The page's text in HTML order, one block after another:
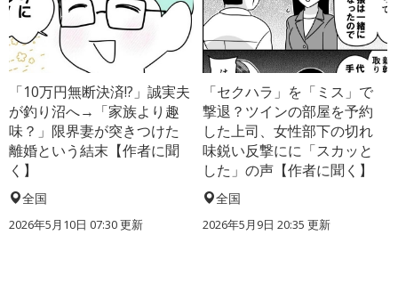
「10万円無断決済!?」誠実夫
が釣り沼へ→「家族より趣
味？」限界妻が突きつけた
離婚という結末【作者に聞
く】
全国
2026年5月10日 07:30 更新
「セクハラ」を「ミス」で
撃退？ツインの部屋を予約
した上司、女性部下の切れ
味鋭い反撃にに「スカッと
した」の声【作者に聞く】
全国
2026年5月9日 20:35 更新